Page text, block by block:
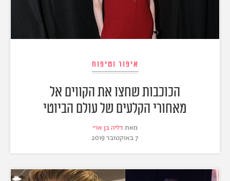
איפור וטיפוח
הכוכבות שחצו את הקווים אל
מאחורי הקלעים של עולם הביוטי
מאת דליה בן ארי
7 באוקטובר 2019